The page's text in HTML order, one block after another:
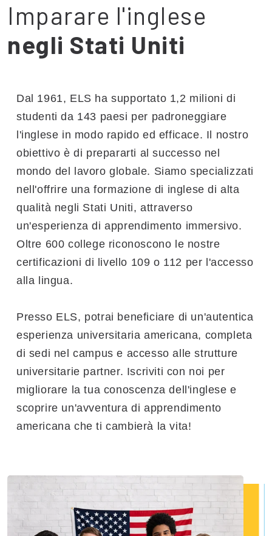
Imparare l'inglese
negli Stati Uniti
Dal 1961, ELS ha supportato 1,2 milioni di
studenti da 143 paesi per padroneggiare
l'inglese in modo rapido ed efficace. Il nostro
obiettivo è di prepararti al successo nel
mondo del lavoro globale. Siamo specializzati
nell'offrire una formazione di inglese di alta
qualità negli Stati Uniti, attraverso
un'esperienza di apprendimento immersivo.
Oltre 600 college riconoscono le nostre
certificazioni di livello 109 o 112 per l'accesso
alla lingua.
Presso ELS, potrai beneficiare di un'autentica
esperienza universitaria americana, completa
di sedi nel campus e accesso alle strutture
universitarie partner. Iscriviti con noi per
migliorare la tua conoscenza dell'inglese e
scoprire un'avventura di apprendimento
americana che ti cambierà la vita!